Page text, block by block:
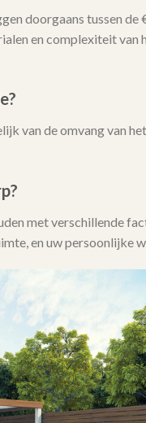
doorgaans tussen de
en complexiteit van
van de omvang van
met verschillende
en uw persoonlijke